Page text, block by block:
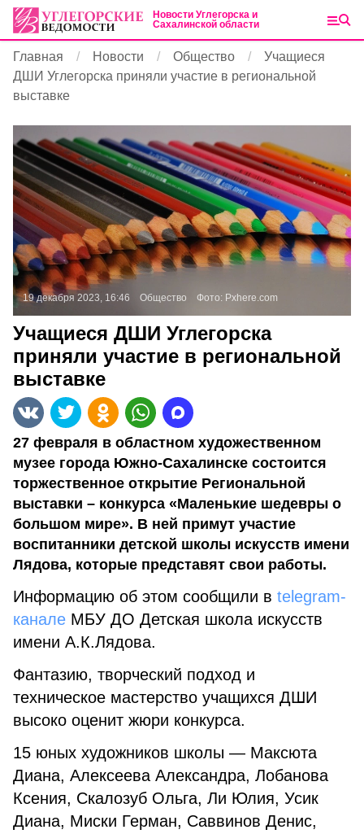
Новости Углегорска и
Сахалинской области
Главная Новости Общество
Учащиеся
ДШИ Углегорска приняли участие в региональной
выставке
19 декабря 2023, 16:46 Общество Фото: Pxhere.com
Учащиеся ДШИ Углегорска
приняли участие в региональной
выставке
27 февраля в областном художественном
музее города Южно-Сахалинске состоится
торжественное открытие Региональной
выставки – конкурса «Маленькие шедевры о
большом мире». В ней примут участие
воспитанники детской школы искусств имени
Лядова, которые представят свои работы.
Информацию об этом сообщили в telegram-
канале МБУ ДО Детская школа искусств
имени А.К.Лядова.
Фантазию, творческий подход и
техническое мастерство учащихся ДШИ
высоко оценит жюри конкурса.
15 юных художников школы — Максюта
Диана, Алексеева Александра, Лобанова
Ксения, Скалозуб Ольга, Ли Юлия, Усик
Диана, Миски Герман, Саввинов Денис,